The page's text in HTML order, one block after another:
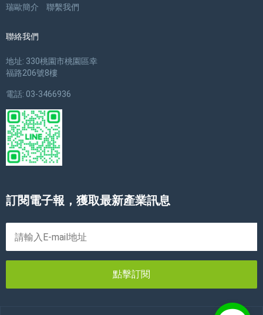
瑞歐簡介 聯繫我們
聯絡我們
地址: 330桃園市桃園區幸
福路206號8樓
電話: 03-3466936
訂閱電子報，獲取最新產業訊息
點擊訂閱